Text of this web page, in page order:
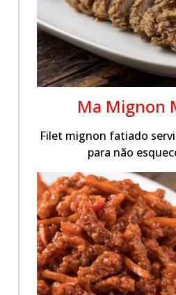
Ma Mignon
Filet mignon fatiado
para não